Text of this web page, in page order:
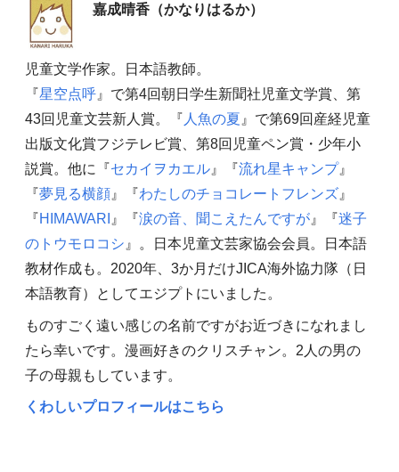
嘉成晴香（かなりはるか）
児童文学作家。日本語教師。
『星空点呼』で第4回朝日学生新聞社児童文学賞、第
43回児童文芸新人賞。『 人魚の夏 』で第69回産経児童
出版文化賞フジテレビ賞、第8回児童ペン賞・少年小
説賞。他に『セカイヲカエル』『流れ星キャンプ』
『夢見る横顔』『わたしのチョコレートフレンズ』
『HIMAWARI 』『涙の音、聞こえたんですが』『迷子
のトウモロコシ 』。日本児童文芸家協会会員。日本語
教材作成も。2020年、3か月だけJICA海外協力隊（日
本語教育）としてエジプトにいました。
ものすごく遠い感じの名前ですがお近づきになれまし
たら幸いです。漫画好きのクリスチャン。2人の男の
子の母親もしています。
くわしいプロフィールはこちら